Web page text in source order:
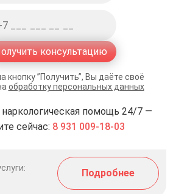
консультацию
кнопку ”Получить”, Вы даёте своё
обработку персональных данных
помощь 24/7 —
сейчас: 8 931 009-18-03
Подробнее